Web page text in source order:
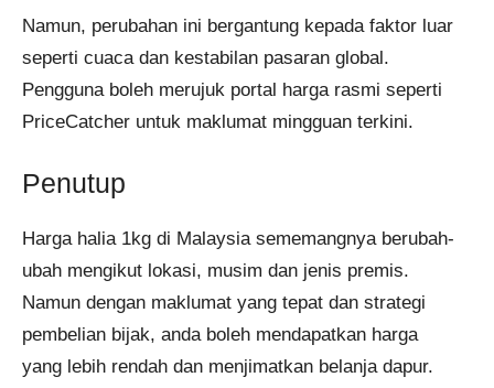
Namun, perubahan ini bergantung kepada faktor luar
seperti cuaca dan kestabilan pasaran global.
Pengguna boleh merujuk portal harga rasmi seperti
PriceCatcher untuk maklumat mingguan terkini.
Penutup
Harga halia 1kg di Malaysia sememangnya berubah-
ubah mengikut lokasi, musim dan jenis premis.
Namun dengan maklumat yang tepat dan strategi
pembelian bijak, anda boleh mendapatkan harga
yang lebih rendah dan menjimatkan belanja dapur.